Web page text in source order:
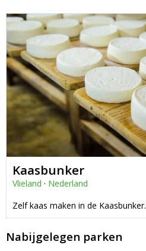
Kaasbunker
Vlieland · Nederland
Zelf kaas maken in de Kaasbunker.
Nabijgelegen parken